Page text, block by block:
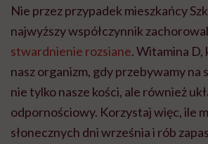
Nie przez przypadek mieszkańcy
najwyższy współczynnik
stwardnienie rozsiane. Witamina
nasz organizm, gdy przebywamy na
nie tylko nasze kości, ale również
odpornościowy. Korzystaj więc, ile
słonecznych dni września i rób